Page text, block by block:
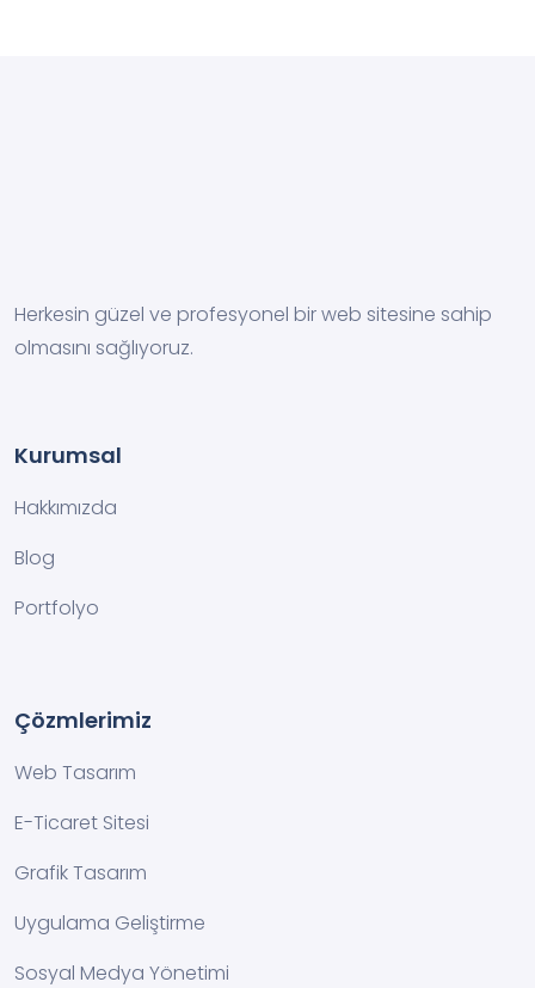
Herkesin güzel ve profesyonel bir web sitesine sahip
olmasını sağlıyoruz.
Kurumsal
Hakkımızda
Blog
Portfolyo
Çözmlerimiz
Web Tasarım
E-Ticaret Sitesi
Grafik Tasarım
Uygulama Geliştirme
Sosyal Medya Yönetimi